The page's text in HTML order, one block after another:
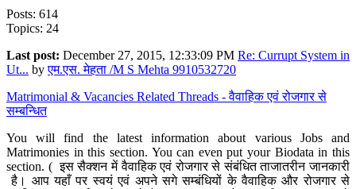
Posts: 614
Topics: 24
Last post: December 27, 2015, 12:33:09 PM Re: Currupt System in
Ut... byएम.एस. मेहता /M S Mehta 9910532720
Matrimonial & Vacancies Related Threads - वैवाहिक एवं रोजगार से
सम्बन्धित
You will find the latest information about various Jobs and
Matrimonies in this section. You can even put your Biodata in this
section. ( इस सैक्शन में वैवाहिक एवं रोजगार से संबंधित ताजातरीन जानकारी
है। आप यहाँ पर स्वयं एवं अपने सगे सम्बंधियों के वैवाहिक और रोजगार से